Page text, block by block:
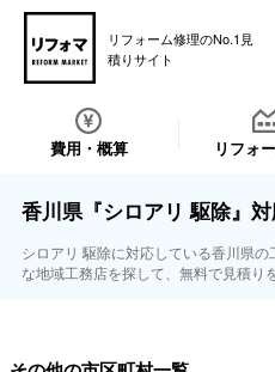
リフォーム修理のNo.1見
積りサイト
費用・概算 リフォ
香川県『シロアリ 駆除』
シロアリ 駆除に対応している香川県
な地域工務店を探して、無料で見積り